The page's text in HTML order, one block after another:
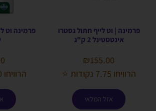
פרמינה | וט לייף חתול גסטרו
אינטסטינל 2 ק"ג
₪155.00
הרוויחו 7.75 נקודות ⭐
אזל המלאי
הרוויחו 6.50 נקודות ⭐